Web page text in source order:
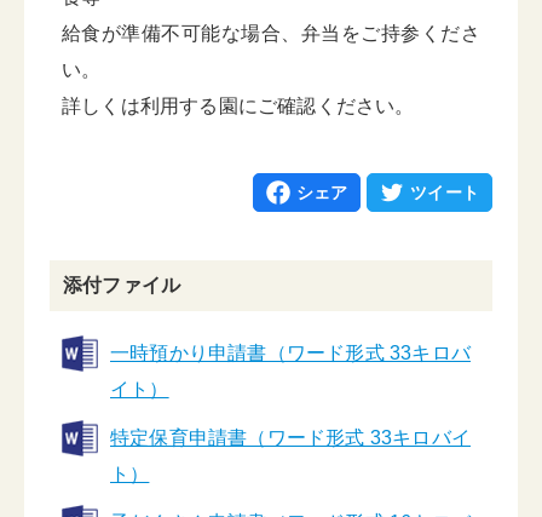
給食が準備不可能な場合、弁当をご持参くださ
い。
詳しくは利用する園にご確認ください。
シェア ツイート
添付ファイル
一時預かり申請書（ワード形式 33キロバ
イト）
特定保育申請書（ワード形式 33キロバイ
ト）